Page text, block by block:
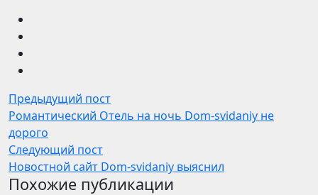
Предыдущий пост
Романтический Отель на ночь Dom-svidaniy не
дорого
Следующий пост
Новостной сайт Dom-svidaniy выяснил
Похожие публикации